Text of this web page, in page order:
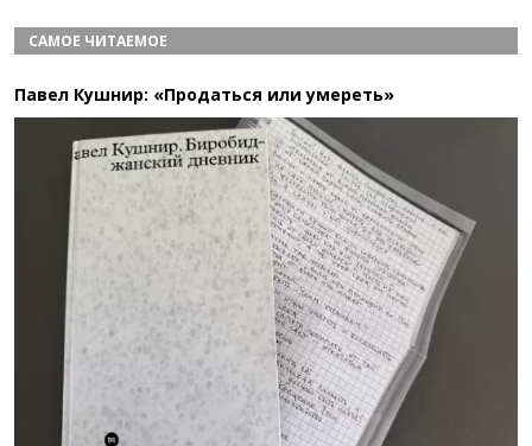
САМОЕ ЧИТАЕМОЕ
Павел Кушнир: «Продаться или умереть»